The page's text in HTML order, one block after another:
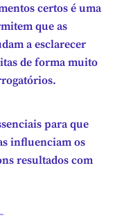
certos é uma
que as
a esclarecer
de forma muito
para que
influenciam os
resultados com